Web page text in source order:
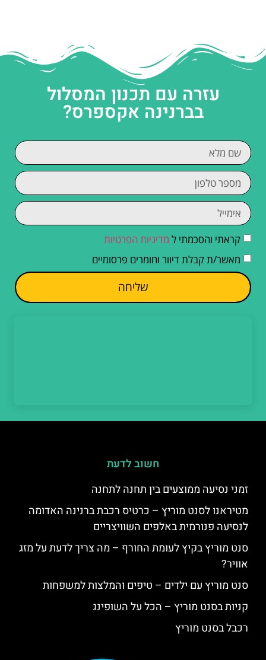
עזרה עם תכנון המסלול
בברנינה אקספרס?
קראתי והסכמתי ל מדיניות הפרטיות
מאשר/ת קבלת דיוור וחומרים פרסומיים
שליחה
חשוב לדעת
זמני נסיעה ממוצעים בין תחנה לתחנה
מטיראנו לסנט מוריץ – כרטיס רכבת ברנינה האדומה
לנסיעה פנורמית באלפים השוויצריים
סנט מוריץ בקיץ לעומת החורף – מה צריך לדעת על מזג
אוויר?
סנט מוריץ עם ילדים – טיפים והמלצות למשפחות
קניות בסנט מוריץ – הכל על השופינג
רכבל בסנט מוריץ